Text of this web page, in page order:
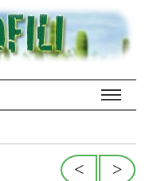
>
<